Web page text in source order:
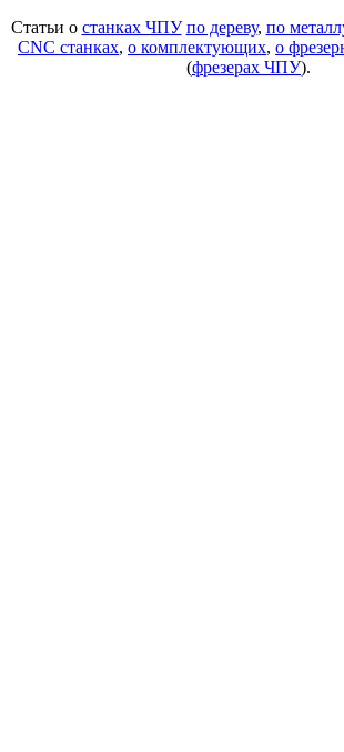
Статьи о станках ЧПУ по дереву, по
CNC станках, о комплектующих, о
(фрезерах ЧПУ).